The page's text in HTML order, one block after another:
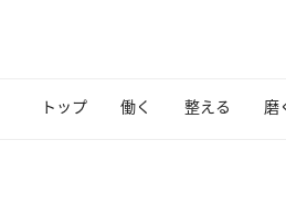
トップ 働く 整える 磨